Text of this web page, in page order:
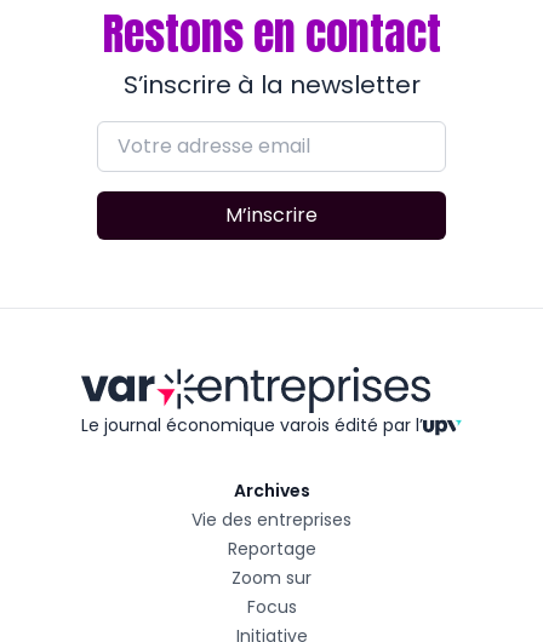
Restons en contact
S’inscrire à la newsletter
M’inscrire
Le journal économique varois édité par l’
Archives
Vie des entreprises
Reportage
Zoom sur
Focus
Initiative